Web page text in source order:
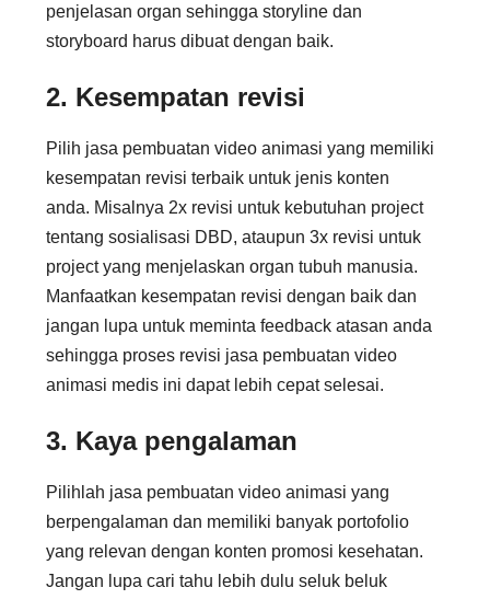
penjelasan organ sehingga storyline dan
storyboard harus dibuat dengan baik.
2. Kesempatan revisi
Pilih jasa pembuatan video animasi yang memiliki
kesempatan revisi terbaik untuk jenis konten
anda. Misalnya 2x revisi untuk kebutuhan project
tentang sosialisasi DBD, ataupun 3x revisi untuk
project yang menjelaskan organ tubuh manusia.
Manfaatkan kesempatan revisi dengan baik dan
jangan lupa untuk meminta feedback atasan anda
sehingga proses revisi jasa pembuatan video
animasi medis ini dapat lebih cepat selesai.
3. Kaya pengalaman
Pilihlah jasa pembuatan video animasi yang
berpengalaman dan memiliki banyak portofolio
yang relevan dengan konten promosi kesehatan.
Jangan lupa cari tahu lebih dulu seluk beluk